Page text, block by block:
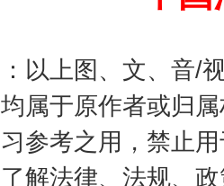
：以上图、文、音/
属于原作者或归
参考之用，禁止
解法律、法规、